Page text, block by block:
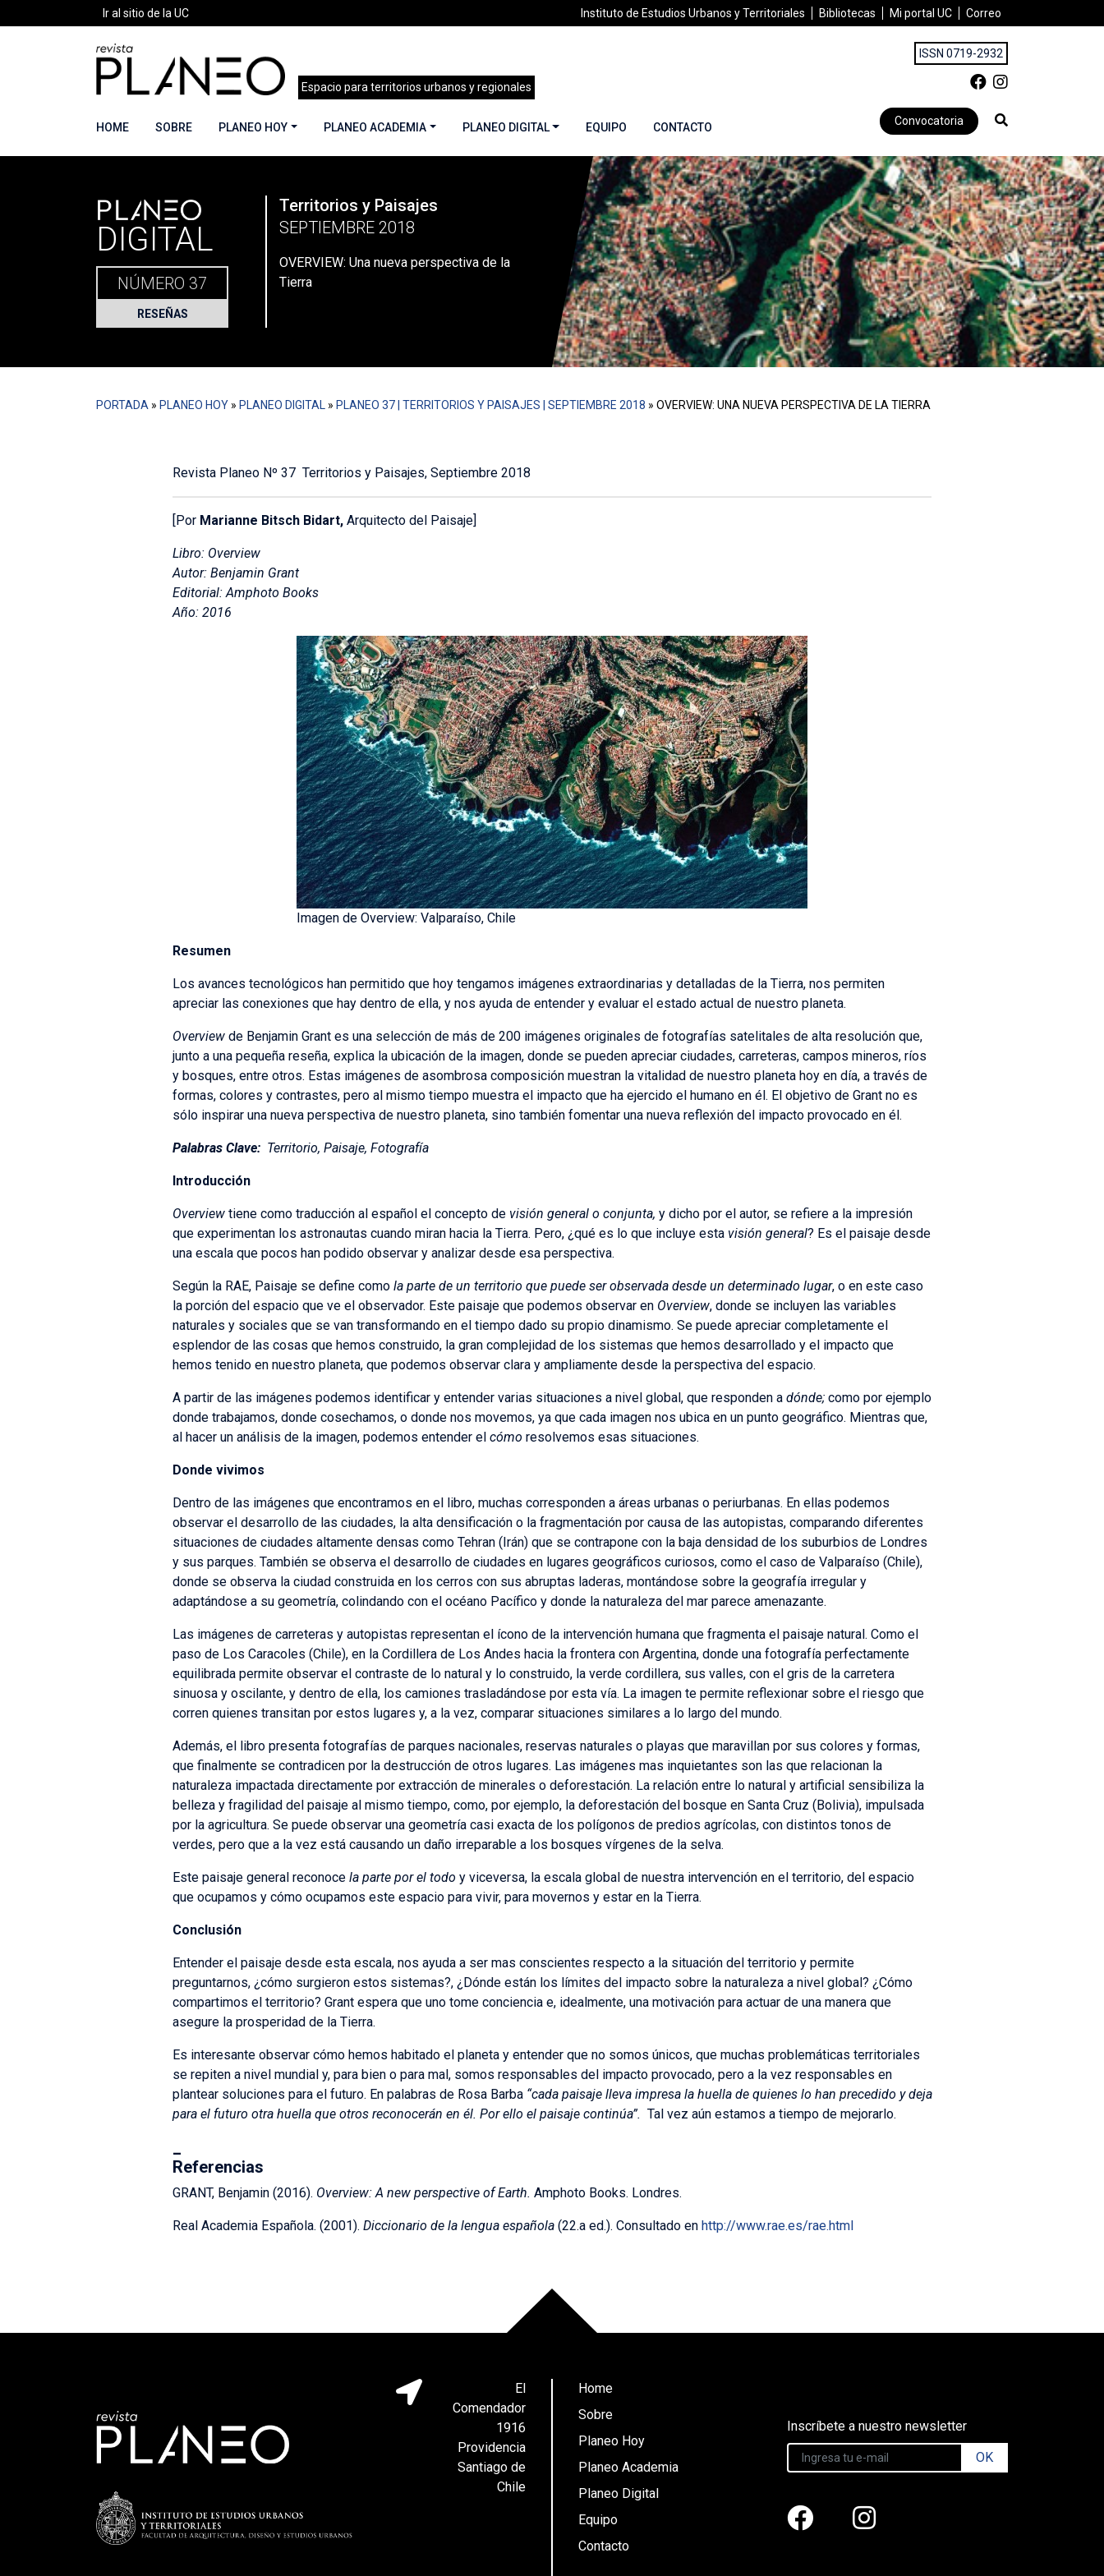
Ir al sitio de la UC Instituto de Estudios Urbanos y Territoriales Bibliotecas Mi portal UC Correo
Espacio para territorios urbanos y regionales
ISSN 0719-2932
HOME SOBRE PLANEO HOY PLANEO ACADEMIA PLANEO DIGITAL EQUIPO CONTACTO Convocatoria
Portada» Planeo Hoy Planeo Digital»PLANEO 37 | Territorios y Paisajes | Septiembre 2018»OVERVIEW: Una nueva perspectiva de la Tierra
PLANEO
DIGITAL
NÚMERO 37
RESEÑAS
Territorios y Paisajes
SEPTIEMBRE 2018
OVERVIEW: Una nueva perspectiva de la
Tierra
PORTADA » PLANEO HOY » PLANEO DIGITAL » PLANEO 37 | TERRITORIOS Y PAISAJES | SEPTIEMBRE 2018 » OVERVIEW: UNA NUEVA PERSPECTIVA DE LA TIERRA
Revista Planeo Nº 37 Territorios y Paisajes, Septiembre 2018
[Por Marianne Bitsch Bidart,Arquitecto del Paisaje]
Libro: Overview
Autor: Benjamin Grant
Editorial: Amphoto Books
Año: 2016
Imagen de Overview: Valparaíso, Chile
Resumen
Los avances tecnológicos han permitido que hoy tengamos imágenes extraordinarias y detalladas de la Tierra, nos permiten
apreciar las conexiones que hay dentro de ella, y nos ayuda de entender y evaluar el estado actual de nuestro planeta.
Overviewde Benjamin Grant es una selección de más de 200 imágenes originales de fotografías satelitales de alta resolución que,
junto a una pequeña reseña, explica la ubicación de la imagen, donde se pueden apreciar ciudades, carreteras, campos mineros, ríos
y bosques, entre otros. Estas imágenes de asombrosa composición muestran la vitalidad de nuestro planeta hoy en día, a través de
formas, colores y contrastes, pero al mismo tiempo muestra el impacto que ha ejercido el humano en él. El objetivo de Grant no es
sólo inspirar una nueva perspectiva de nuestro planeta, sino también fomentar una nueva reflexión del impacto provocado en él.
Palabras Clave: Territorio, Paisaje, Fotografía
Introducción
Overviewtiene como traducción al español el concepto de visión general o conjunta, y dicho por el autor, se refiere a la impresión
que experimentan los astronautas cuando miran hacia la Tierra. Pero, ¿qué es lo que incluye esta visión general? Es el paisaje desde
una escala que pocos han podido observar y analizar desde esa perspectiva.
Según la RAE, Paisaje se define como la parte de un territorio que puede ser observada desde un determinado lugar, o en este caso
la porción del espacio que ve el observador. Este paisaje que podemos observar en Overview, donde se incluyen las variables
naturales y sociales que se van transformando en el tiempo dado su propio dinamismo. Se puede apreciar completamente el
esplendor de las cosas que hemos construido, la gran complejidad de los sistemas que hemos desarrollado y el impacto que
hemos tenido en nuestro planeta, que podemos observar clara y ampliamente desde la perspectiva del espacio.
A partir de las imágenes podemos identificar y entender varias situaciones a nivel global, que responden a dónde; como por ejemplo
donde trabajamos, donde cosechamos, o donde nos movemos, ya que cada imagen nos ubica en un punto geográfico. Mientras que,
al hacer un análisis de la imagen, podemos entender el cómo resolvemos esas situaciones.
Donde vivimos
Dentro de las imágenes que encontramos en el libro, muchas corresponden a áreas urbanas o periurbanas. En ellas podemos
observar el desarrollo de las ciudades, la alta densificación o la fragmentación por causa de las autopistas, comparando diferentes
situaciones de ciudades altamente densas como Tehran (Irán) que se contrapone con la baja densidad de los suburbios de Londres
y sus parques. También se observa el desarrollo de ciudades en lugares geográficos curiosos, como el caso de Valparaíso (Chile),
donde se observa la ciudad construida en los cerros con sus abruptas laderas, montándose sobre la geografía irregular y
adaptándose a su geometría, colindando con el océano Pacífico y donde la naturaleza del mar parece amenazante.
Las imágenes de carreteras y autopistas representan el ícono de la intervención humana que fragmenta el paisaje natural. Como el
paso de Los Caracoles (Chile), en la Cordillera de Los Andes hacia la frontera con Argentina, donde una fotografía perfectamente
equilibrada permite observar el contraste de lo natural y lo construido, la verde cordillera, sus valles, con el gris de la carretera
sinuosa y oscilante, y dentro de ella, los camiones trasladándose por esta vía. La imagen te permite reflexionar sobre el riesgo que
corren quienes transitan por estos lugares y, a la vez, comparar situaciones similares a lo largo del mundo.
Además, el libro presenta fotografías de parques nacionales, reservas naturales o playas que maravillan por sus colores y formas,
que finalmente se contradicen por la destrucción de otros lugares. Las imágenes mas inquietantes son las que relacionan la
naturaleza impactada directamente por extracción de minerales o deforestación. La relación entre lo natural y artificial sensibiliza la
belleza y fragilidad del paisaje al mismo tiempo, como, por ejemplo, la deforestación del bosque en Santa Cruz (Bolivia), impulsada
por la agricultura. Se puede observar una geometría casi exacta de los polígonos de predios agrícolas, con distintos tonos de
verdes, pero que a la vez está causando un daño irreparable a los bosques vírgenes de la selva.
Este paisaje general reconoce la parte por el todo y viceversa, la escala global de nuestra intervención en el territorio, del espacio
que ocupamos y cómo ocupamos este espacio para vivir, para movernos y estar en la Tierra.
Conclusión
Entender el paisaje desde esta escala, nos ayuda a ser mas conscientes respecto a la situación del territorio y permite
preguntarnos, ¿cómo surgieron estos sistemas?, ¿Dónde están los límites del impacto sobre la naturaleza a nivel global? ¿Cómo
compartimos el territorio? Grant espera que uno tome conciencia e, idealmente, una motivación para actuar de una manera que
asegure la prosperidad de la Tierra.
Es interesante observar cómo hemos habitado el planeta y entender que no somos únicos, que muchas problemáticas territoriales
se repiten a nivel mundial y, para bien o para mal, somos responsables del impacto provocado, pero a la vez responsables en
plantear soluciones para el futuro. En palabras de Rosa Barba“cada paisaje lleva impresa la huella de quienes lo han precedido y deja
para el futuro otra huella que otros reconocerán en él. Por ello el paisaje continúa”. Tal vez aún estamos a tiempo de mejorarlo.
_
Referencias
GRANT, Benjamin (2016). Overview: A new perspective of Earth. Amphoto Books. Londres.
Real Academia Española. (2001). Diccionario de la lengua española(22.a ed.). Consultado en http://www.rae.es/rae.html
El
Comendador
1916
Providencia
Santiago de
Chile
Home
Sobre
Planeo Hoy
Planeo Academia
Planeo Digital
Equipo
Contacto
Inscríbete a nuestro newsletter
OK